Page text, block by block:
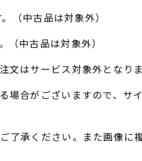
（中古品は対象外）
中古品は対象外）
はサービス対象外となり
合がございますので、サ
承ください。また画像に